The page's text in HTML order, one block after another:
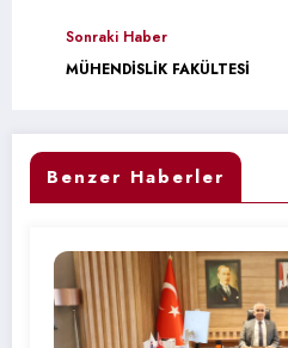
Sonraki Haber
MÜHENDİSLİK FAKÜLTESİ
Benzer Haberler